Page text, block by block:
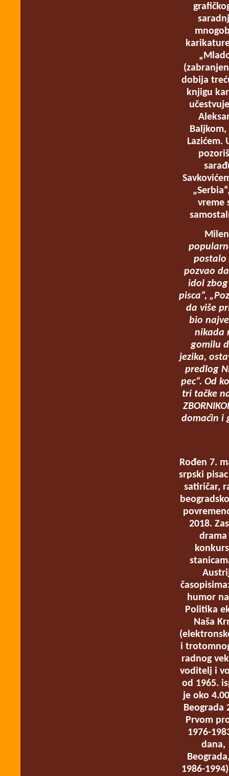
dobija
knjigu
Lazićem.
vreme
postalo
pozvao
idol
pisca“,
da više
bio
nikada
gomilu
jezika,
predlog
pec“. Od
tri tačke
domaćin i
Rođen 7.
srpski
satiričar,
2018.
humor
Politika
Naša
i
radnog
voditelj i
od 1965.
je oko
Beograda
Prvom
1976-
dana,
1986-